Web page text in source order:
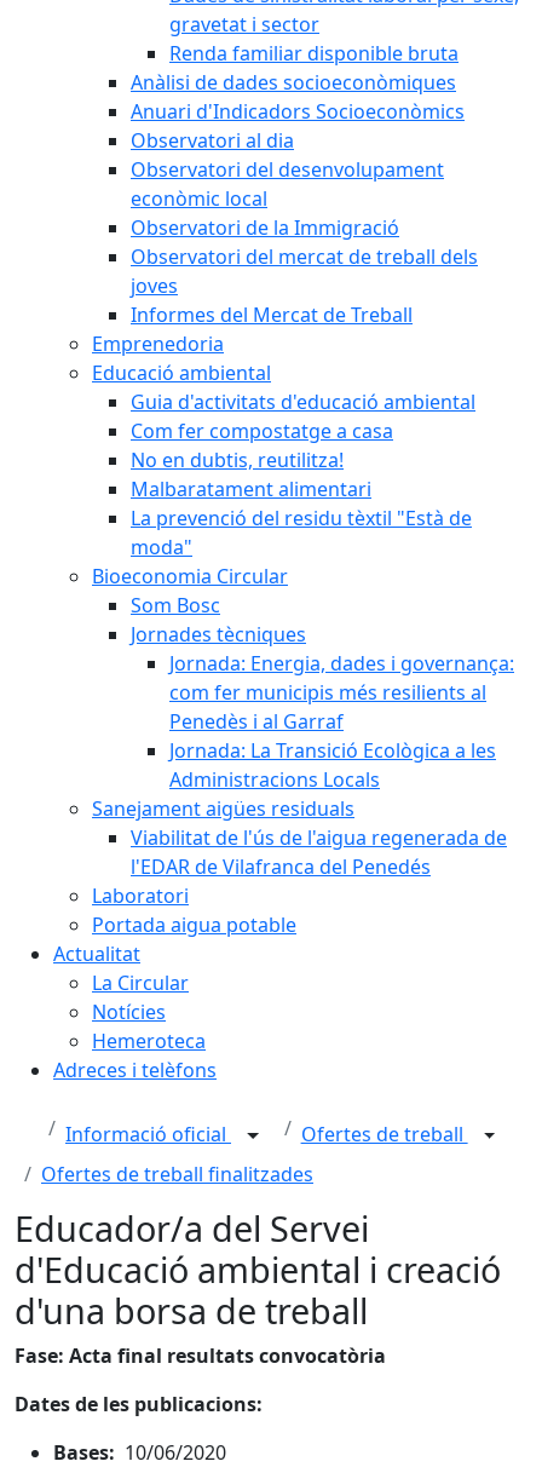
gravetat i sector
Renda familiar disponible bruta
Anàlisi de dades socioeconòmiques
Anuari d'Indicadors Socioeconòmics
Observatori al dia
Observatori del desenvolupament
econòmic local
Observatori de la Immigració
Observatori del mercat de treball dels
joves
Informes del Mercat de Treball
Emprenedoria
Educació ambiental
Guia d'activitats d'educació ambiental
Com fer compostatge a casa
No en dubtis, reutilitza!
Malbaratament alimentari
La prevenció del residu tèxtil "Està de
moda"
Bioeconomia Circular
Som Bosc
Jornades tècniques
Jornada: Energia, dades i governança:
com fer municipis més resilients al
Penedès i al Garraf
Jornada: La Transició Ecològica a les
Administracions Locals
Sanejament aigües residuals
Viabilitat de l'ús de l'aigua regenerada de
l'EDAR de Vilafranca del Penedés
Laboratori
Portada aigua potable
Actualitat
La Circular
Notícies
Hemeroteca
Adreces i telèfons
Informació oficial
Ofertes de treball
Ofertes de treball finalitzades
Educador/a del Servei
d'Educació ambiental i creació
d'una borsa de treball
Fase: Acta final resultats convocatòria
Dates de les publicacions:
Bases: 10/06/2020